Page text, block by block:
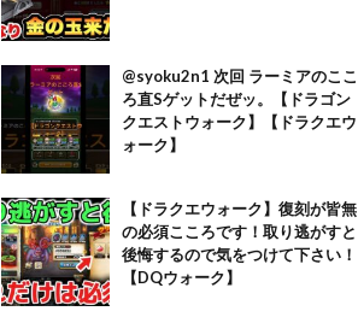
@syoku2n1 次回 ラーミアのここ
ろ直Sゲットだぜッ。【ドラゴン
クエストウォーク】【ドラクエウ
ォーク】
【ドラクエウォーク】復刻が皆無
の必須こころです！取り逃がすと
後悔するので気をつけて下さい！
【DQウォーク】